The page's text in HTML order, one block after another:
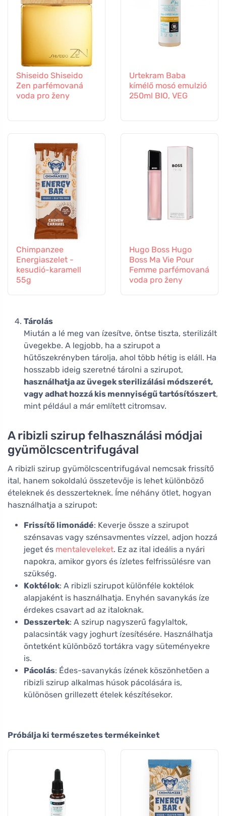
Shiseido Shiseido
Zen parfémovaná
voda pro ženy
Urtekram Baba
kímélő mosó emulzió
250ml BIO, VEG
Chimpanzee
Energiaszelet -
kesudió-karamell
55g
Hugo Boss Hugo
Boss Ma Vie Pour
Femme parfémovaná
voda pro ženy
Tárolás
Miután a lé meg van ízesítve, öntse tiszta, sterilizált
üvegekbe. A legjobb, ha a szirupot a
hűtőszekrényben tárolja, ahol több hétig is eláll. Ha
hosszabb ideig szeretné tárolni a szirupot,
használhatja az üvegek sterilizálási módszerét,
vagy adhat hozzá kis mennyiségű tartósítószert,
mint például a már említett citromsav.
A ribizli szirup felhasználási módjai
gyümölcscentrifugával
A ribizli szirup gyümölcscentrifugával nemcsak frissítő
ital, hanem sokoldalú összetevője is lehet különböző
ételeknek és desszerteknek. Íme néhány ötlet, hogyan
használhatja a szirupot:
Frissítő limonádé: Keverje össze a szirupot
szénsavas vagy szénsavmentes vízzel, adjon hozzá
jeget és mentaleveleket. Ez az ital ideális a nyári
napokra, amikor gyors és ízletes felfrissülésre van
szükség.
Koktélok: A ribizli szirupot különféle koktélok
alapjaként is használhatja. Enyhén savanykás íze
érdekes csavart ad az italoknak.
Desszertek: A szirup nagyszerű fagylaltok,
palacsinták vagy joghurt ízesítésére. Használhatja
öntetként különböző tortákra vagy süteményekre
is.
Pácolás: Édes-savanykás ízének köszönhetően a
ribizli szirup alkalmas húsok pácolására is,
különösen grillezett ételek készítésekor.
Próbálja ki természetes termékeinket